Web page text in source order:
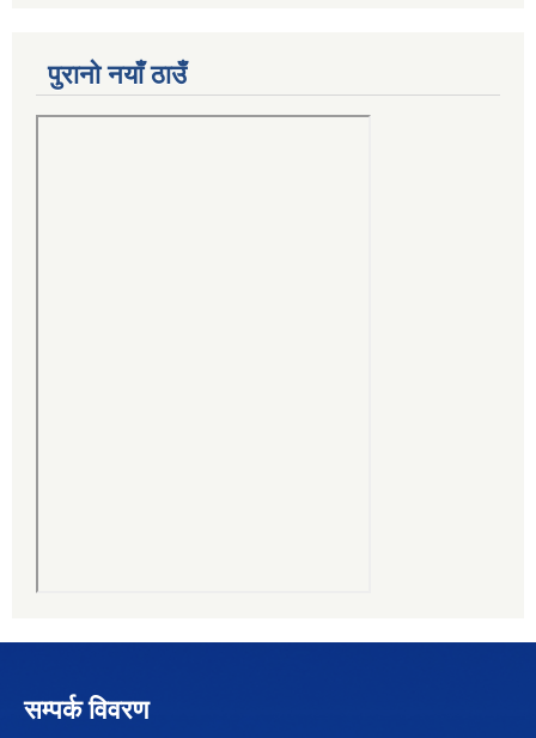
पुरानो नयाँ ठाउँ
सम्पर्क विवरण